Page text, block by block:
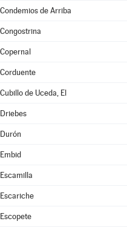
Condemios de Arriba
Congostrina
Copernal
Corduente
Cubillo de Uceda, El
Driebes
Durón
Embid
Escamilla
Escariche
Escopete